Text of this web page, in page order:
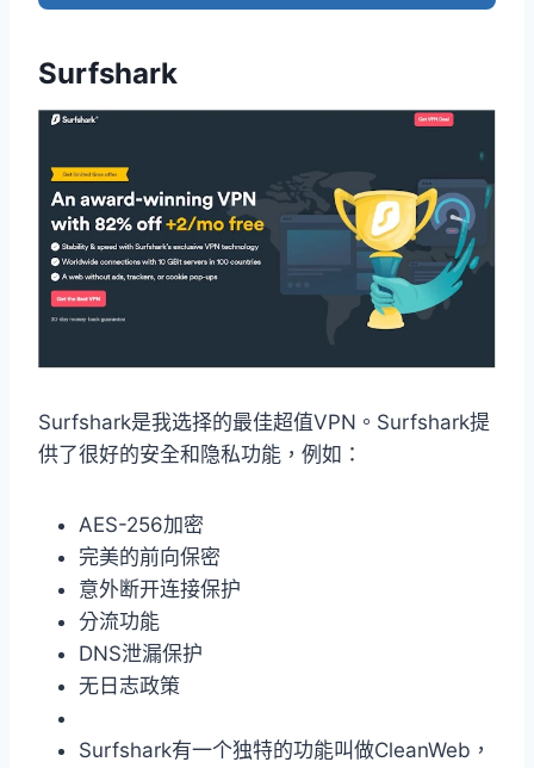
Surfshark
Surfshark是我选择的最佳超值VPN。Surfshark提
供了很好的安全和隐私功能，例如：
AES-256加密
完美的前向保密
意外断开连接保护
分流功能
DNS泄漏保护
无日志政策
Surfshark有一个独特的功能叫做CleanWeb，